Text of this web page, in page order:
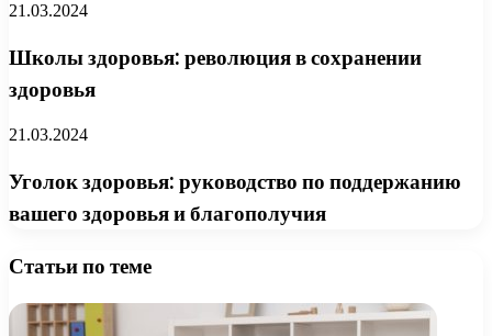
21.03.2024
Школы здоровья: революция в сохранении
здоровья
21.03.2024
Уголок здоровья: руководство по поддержанию
вашего здоровья и благополучия
Статьи по теме